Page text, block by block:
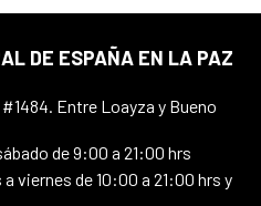
DE ESPAÑA EN LA PAZ
Entre Loayza y Bueno
de 9:00 a 21:00 hrs
viernes de 10:00 a 21:00 hrs y